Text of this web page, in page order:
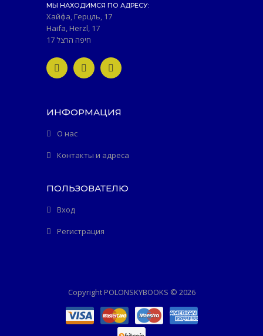
МЫ НАХОДИМСЯ ПО АДРЕСУ:
Хайфа, Герцль, 17
Haifa, Herzl, 17
חיפה הרצל 17
ИНФОРМАЦИЯ
О нас
Контакты и адреса
ПОЛЬЗОВАТЕЛЮ
Вход
Регистрация
Copyright POLONSKYBOOKS © 2026